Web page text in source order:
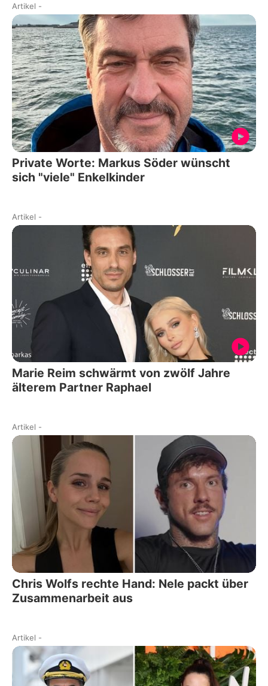
Artikel -
Private Worte: Markus Söder wünscht
sich "viele" Enkelkinder
Artikel -
Marie Reim schwärmt von zwölf Jahre
älterem Partner Raphael
Artikel -
Chris Wolfs rechte Hand: Nele packt über
Zusammenarbeit aus
Artikel -